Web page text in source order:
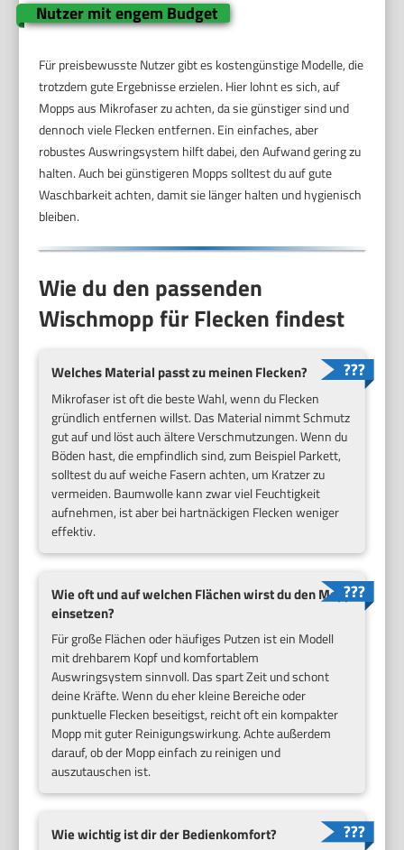
Nutzer mit engem Budget
Für preisbewusste Nutzer gibt es kostengünstige Modelle, die
trotzdem gute Ergebnisse erzielen. Hier lohnt es sich, auf
Mopps aus Mikrofaser zu achten, da sie günstiger sind und
dennoch viele Flecken entfernen. Ein einfaches, aber
robustes Auswringsystem hilft dabei, den Aufwand gering zu
halten. Auch bei günstigeren Mopps solltest du auf gute
Waschbarkeit achten, damit sie länger halten und hygienisch
bleiben.
Wie du den passenden
Wischmopp für Flecken findest
Welches Material passt zu meinen Flecken?
Mikrofaser ist oft die beste Wahl, wenn du Flecken
gründlich entfernen willst. Das Material nimmt Schmutz
gut auf und löst auch ältere Verschmutzungen. Wenn du
Böden hast, die empfindlich sind, zum Beispiel Parkett,
solltest du auf weiche Fasern achten, um Kratzer zu
vermeiden. Baumwolle kann zwar viel Feuchtigkeit
aufnehmen, ist aber bei hartnäckigen Flecken weniger
effektiv.
Wie oft und auf welchen Flächen wirst du den Mopp
einsetzen?
Für große Flächen oder häufiges Putzen ist ein Modell
mit drehbarem Kopf und komfortablem
Auswringsystem sinnvoll. Das spart Zeit und schont
deine Kräfte. Wenn du eher kleine Bereiche oder
punktuelle Flecken beseitigst, reicht oft ein kompakter
Mopp mit guter Reinigungswirkung. Achte außerdem
darauf, ob der Mopp einfach zu reinigen und
auszutauschen ist.
Wie wichtig ist dir der Bedienkomfort?